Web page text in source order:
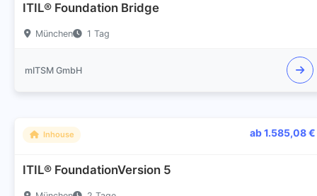
ITIL® Foundation Bridge
München 1 Tag
mITSM GmbH
Inhouse ab 1.585,08 €
ITIL® FoundationVersion 5